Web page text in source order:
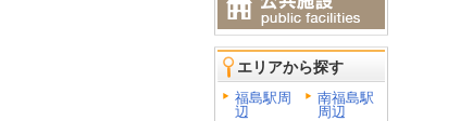
エリアから探す
福島駅周
辺
南福島駅
周辺